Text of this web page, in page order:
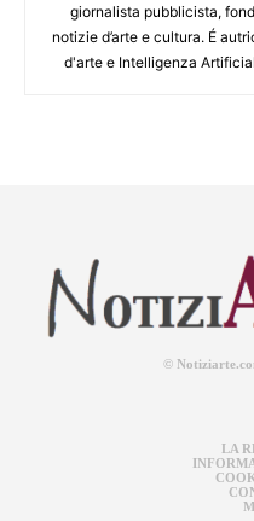
giornalista pubblicista,
notizie d’arte e cultura. É
d'arte e Intelligenza
©
LA